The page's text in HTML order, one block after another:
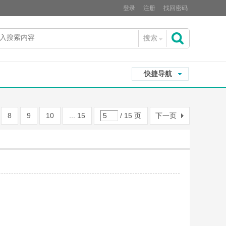
登录 注册 找回密码
搜索
快捷导航
8 9 10 ... 15 / 15 页 下一页